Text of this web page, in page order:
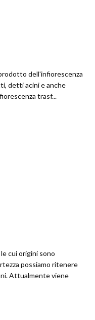
dell'infiorescenza
detti acini e anche
trasf...
cui origini sono
possiamo ritenere
Attualmente viene